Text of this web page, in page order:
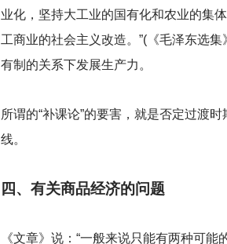
业化，坚持大工业的国有化和农业的集
工商业的社会主义改造。”(《毛泽东选
有制的关系下发展生产力。
所谓的“补课论”的要害，就是否定过渡
线。
四、有关商品经济的问题
《文章》说：“一般来说只能有两种可